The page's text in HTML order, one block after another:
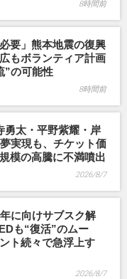
8時間前
要」熊本地震の復興
もボランティア計画
”の可能性
8時間前
勇太・平野紫耀・岸
実現も、チケット価
模の高騰に不満噴出
2026/8/7
に向けサブスク解
も“復活”のムー
ト続々で急浮上す
2026/8/7